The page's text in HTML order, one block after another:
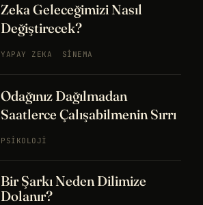
Zeka Geleceğimizi Nasıl
Değiştirecek?
YAPAY ZEKA SINEMA
Odağınız Dağılmadan
Saatlerce Çalışabilmenin Sırrı
PSIKOLOJI
Bir Şarkı Neden Dilimize
Dolanır?